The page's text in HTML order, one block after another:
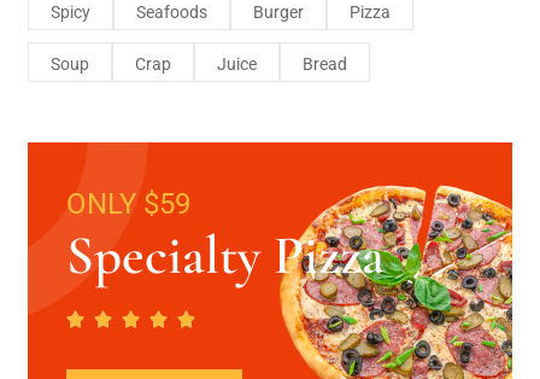
Spicy Seafoods Burger Pizza
Soup Crap Juice Bread
ONLY $59
Specialty Pizza